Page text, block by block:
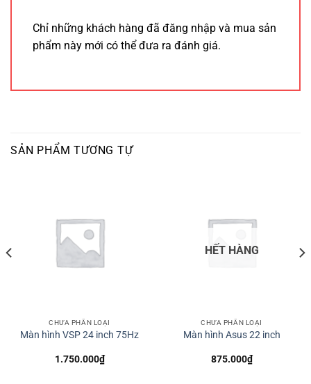
Chỉ những khách hàng đã đăng nhập và mua sản
phẩm này mới có thể đưa ra đánh giá.
SẢN PHẨM TƯƠNG TỰ
CHƯA PHÂN LOẠI
Màn hình VSP 24 inch 75Hz
1.750.000₫
HẾT HÀNG
CHƯA PHÂN LOẠI
Màn hình Asus 22 inch
875.000₫